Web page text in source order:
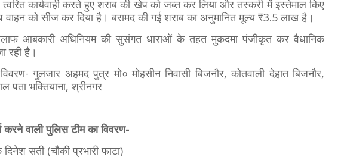
कार्यवाही करते हुए शराब की खेप को जब्त कर लिया और तस्करी में इस्तेमाल किए
वाहन को सीज कर दिया है। बरामद की गई शराब का अनुमानित मूल्य ₹3.5 लाख है।
आबकारी अधिनियम की सुसंगत धाराओं के तहत मुकदमा पंजीकृत कर वैधानिक
रही है।
गुलजार अहमद पुत्र मो० मोहसीन निवासी बिजनौर, कोतवाली देहात बिजनौर,
पता भक्तियाना, श्रीनगर
करने वाली पुलिस टीम का विवरण-
दिनेश सती (चौकी प्रभारी फाटा)